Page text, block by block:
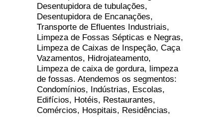
Desentupidora de tubulações,
Desentupidora de Encanações,
Transporte de Efluentes Industriais,
Limpeza de Fossas Sépticas e Negras,
Limpeza de Caixas de Inspeção, Caça
Vazamentos, Hidrojateamento,
Limpeza de caixa de gordura, limpeza
de fossas. Atendemos os segmentos:
Condomínios, Indústrias, Escolas,
Edifícios, Hotéis, Restaurantes,
Comércios, Hospitais, Residências,